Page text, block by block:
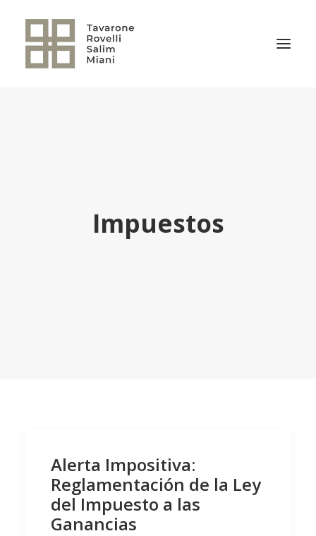
TRANSACCIONES RELEVANTES
Impuestos
Alerta Impositiva:
Reglamentación de la Ley
del Impuesto a las
Ganancias